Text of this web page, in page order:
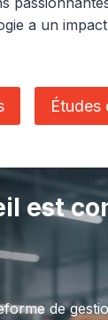
a un
Études
est
de